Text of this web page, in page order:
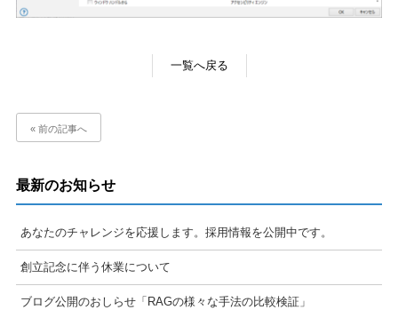
一覧へ戻る
« 前の記事へ
最新のお知らせ
あなたのチャレンジを応援します。採用情報を公開中です。
創立記念に伴う休業について
ブログ公開のおしらせ「RAGの様々な手法の比較検証」